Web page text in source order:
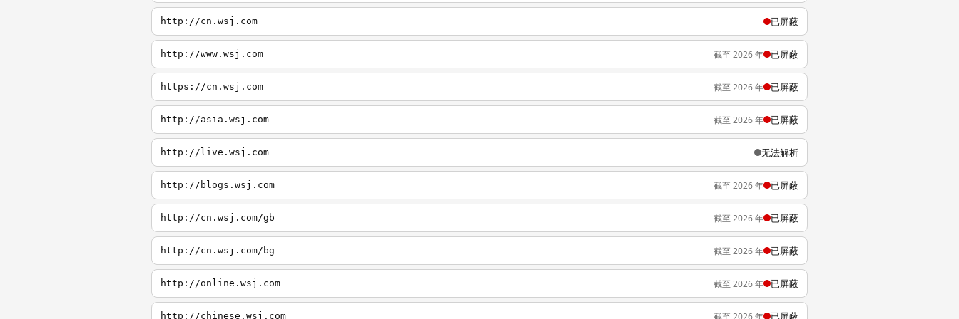
http://cn.wsj.com 已屏蔽
http://www.wsj.com 截至 2026 年 已屏蔽
https://cn.wsj.com 截至 2026 年 已屏蔽
http://asia.wsj.com 截至 2026 年 已屏蔽
http://live.wsj.com 无法解析
http://blogs.wsj.com 截至 2026 年 已屏蔽
http://cn.wsj.com/gb 截至 2026 年 已屏蔽
http://cn.wsj.com/bg 截至 2026 年 已屏蔽
http://online.wsj.com 截至 2026 年 已屏蔽
http://chinese.wsj.com 截至 2026 年 已屏蔽